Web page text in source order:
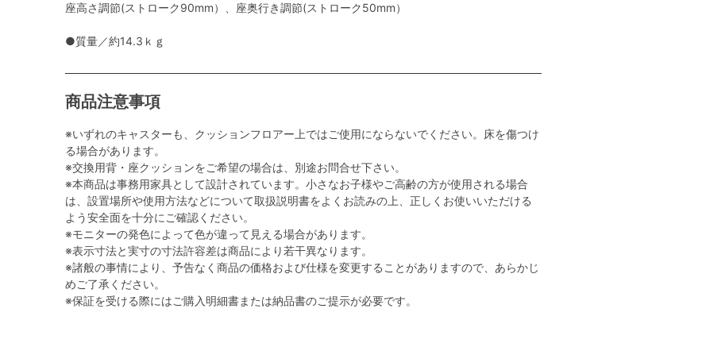
座高さ調節(ストローク90mm）、座奥行き調節(ストローク50mm）
●質量／約14.3ｋｇ
商品注意事項
※いずれのキャスターも、クッションフロアー上ではご使用にならないでください。床を傷つけ
る場合があります。
※交換用背・座クッションをご希望の場合は、別途お問合せ下さい。
※本商品は事務用家具として設計されています。小さなお子様やご高齢の方が使用される場合
は、設置場所や使用方法などについて取扱説明書をよくお読みの上、正しくお使いいただける
よう安全面を十分にご確認ください。
※モニターの発色によって色が違って見える場合があります。
※表示寸法と実寸の寸法許容差は商品により若干異なります。
※諸般の事情により、予告なく商品の価格および仕様を変更することがありますので、あらかじ
めご了承ください。
※保証を受ける際にはご購入明細書または納品書のご提示が必要です。